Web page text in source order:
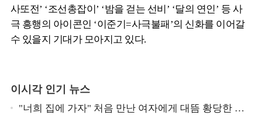
사또전’ ‘조선총잡이’ ‘밤을 걷는 선비’ ‘달의 연인’ 등 사
극 흥행의 아이콘인 ‘이준기=사극불패’의 신화를 이어갈
수 있을지 기대가 모아지고 있다.
이시각 인기 뉴스
"너희 집에 가자" 처음 만난 여자에게 대뜸 황당한 요